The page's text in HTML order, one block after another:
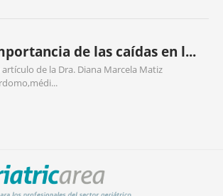
de las caídas en l...
artículo de la Dra. Diana Marcela Matiz